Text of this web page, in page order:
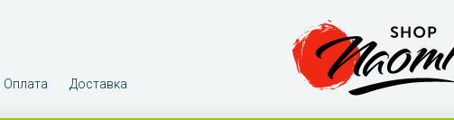
Оплата Доставка